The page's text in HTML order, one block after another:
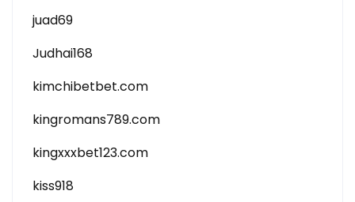
juad69
Judhai168
kimchibetbet.com
kingromans789.com
kingxxxbet123.com
kiss918